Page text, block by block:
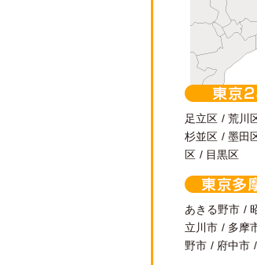
足立区
荒川
杉並区
墨田
区
目黒区
あきる野市
立川市
多摩
野市
府中市